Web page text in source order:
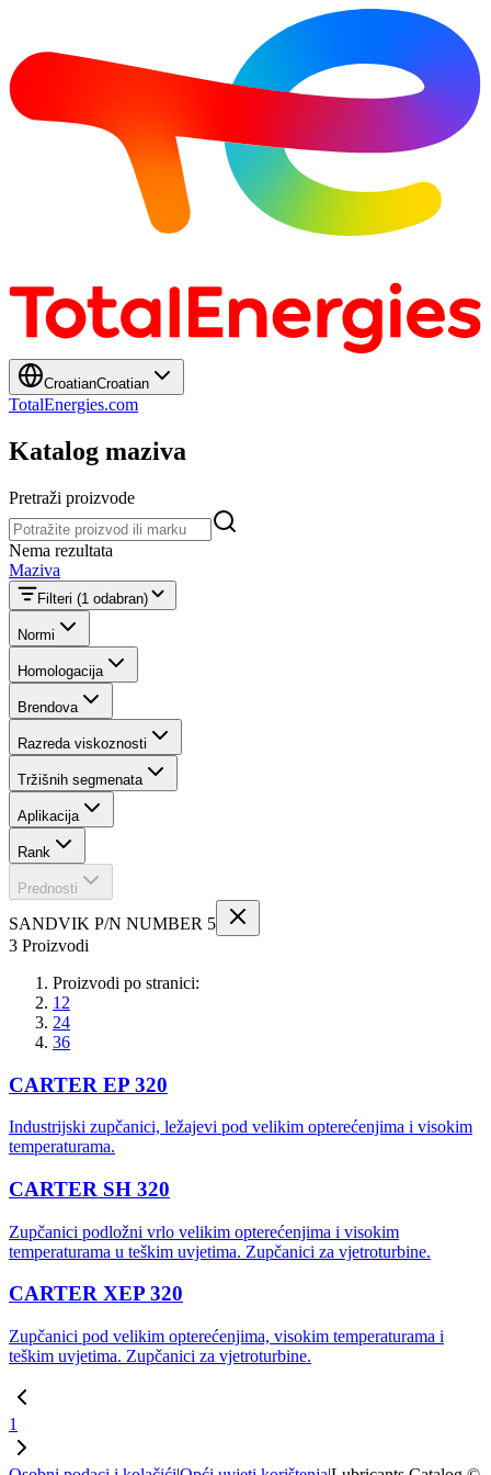
CroatianCroatian
TotalEnergies.com
Katalog maziva
Pretraži proizvode
Pretraži proizvode
Nema rezultata
Maziva
Filteri (1 odabran)
Normi
Homologacija
Brendova
Razreda viskoznosti
Tržišnih segmenata
Aplikacija
Rank
Prednosti
SANDVIK P/N NUMBER 5
3 Proizvodi
Proizvodi po stranici:
12
24
36
CARTER EP 320
Industrijski zupčanici, ležajevi pod velikim opterećenjima i visokim
temperaturama.
CARTER SH 320
Zupčanici podložni vrlo velikim opterećenjima i visokim
temperaturama u teškim uvjetima. Zupčanici za vjetroturbine.
CARTER XEP 320
Zupčanici pod velikim opterećenjima, visokim temperaturama i
teškim uvjetima. Zupčanici za vjetroturbine.
1